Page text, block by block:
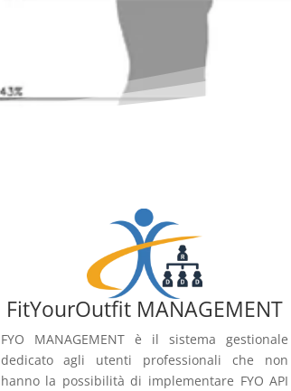
FitYourOutfit MANAGEMENT
FYO MANAGEMENT è il sistema gestionale
dedicato agli utenti professionali che non
hanno la possibilità di implementare FYO API